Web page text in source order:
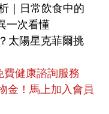
｜日常飲食中的
一次看懂
太陽星克菲爾挑
費健康諮詢服務
金！馬上加入會員